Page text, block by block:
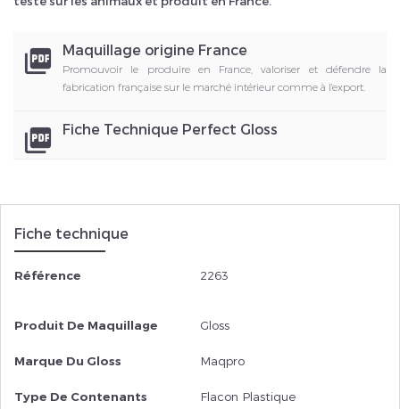
picture_as_pdf Maquillage origine France
Promouvoir le produire en France, valoriser et défendre la
fabrication française sur le marché intérieur comme à l'export.
picture_as_pdf Fiche Technique Perfect Gloss
Fiche technique
Référence 2263
Produit De Maquillage Gloss
Marque Du Gloss Maqpro
Type De Contenants Flacon Plastique